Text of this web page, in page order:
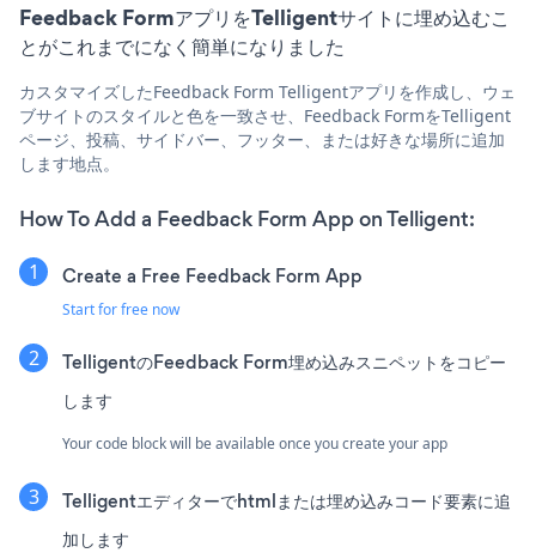
Feedback FormアプリをTelligentサイトに埋め込むこ
とがこれまでになく簡単になりました
カスタマイズしたFeedback Form Telligentアプリを作成し、ウェ
ブサイトのスタイルと色を一致させ、Feedback FormをTelligent
ページ、投稿、サイドバー、フッター、または好きな場所に追加
します地点。
How To Add a Feedback Form App on Telligent:
Create a Free Feedback Form App
Start for free now
TelligentのFeedback Form埋め込みスニペットをコピー
します
Your code block will be available once you create your app
Telligentエディターでhtmlまたは埋め込みコード要素に追
加します